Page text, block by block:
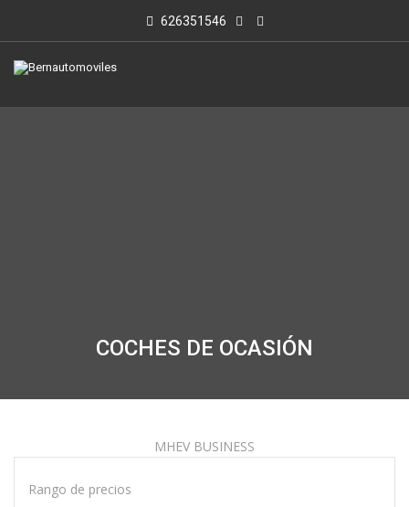
626351546
COCHES DE OCASIÓN
MHEV BUSINESS
Rango de precios